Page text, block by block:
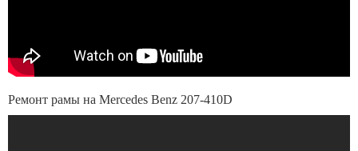
Ремонт рамы на Mercedes Benz 207-410D